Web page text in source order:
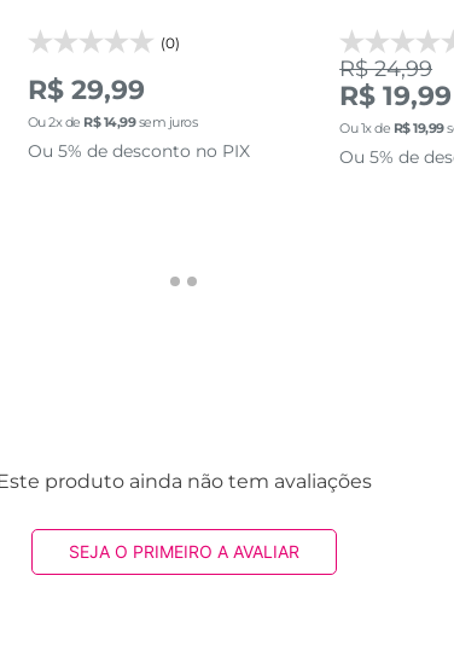
(0)
R$ 29,99
Ou2x de R$14,99sem juros
Ou 5% de desconto no PIX
R$ 24,99
R$ 19,99
Ou1x de R$19,99
Ou 5% de
produto ainda não tem avaliações
SEJA O PRIMEIRO A AVALIAR